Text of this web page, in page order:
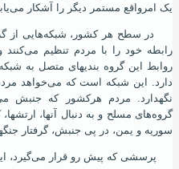
یک امرواقع مستمر دیگر را آشکار
در سطح هر کشور، شبکه‌هایی از
رابطه خود را با مردم تنظیم
روابط این گروه بندیهای متصل به
دارد. این شبکه است که می‌خواهد
نگهدارد. مردم هرکشور که جنبش
گروه‌های مسلح و به دنبال آنها،
سوریه و یمن، در پی جنبش، گرفتار
پرسشی که پیش رو قرار می‌گیرد،